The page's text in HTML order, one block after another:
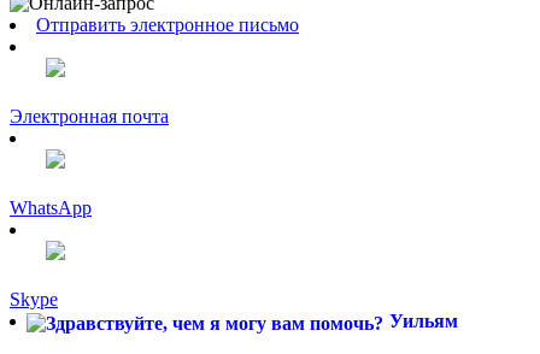
Отправить электронное письмо
Электронная почта
WhatsApp
Skype
Уильям